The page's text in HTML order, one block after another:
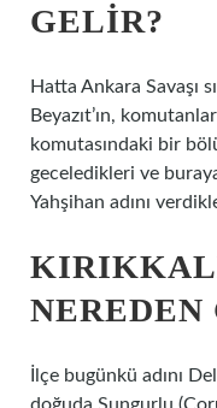
GELIR?
Hatta Ankara Savaşı
Beyazıt’ın,
komutasındaki bir
geceledikleri ve
Yahşihan adını
NEREDEN
İlçe bugünkü adını